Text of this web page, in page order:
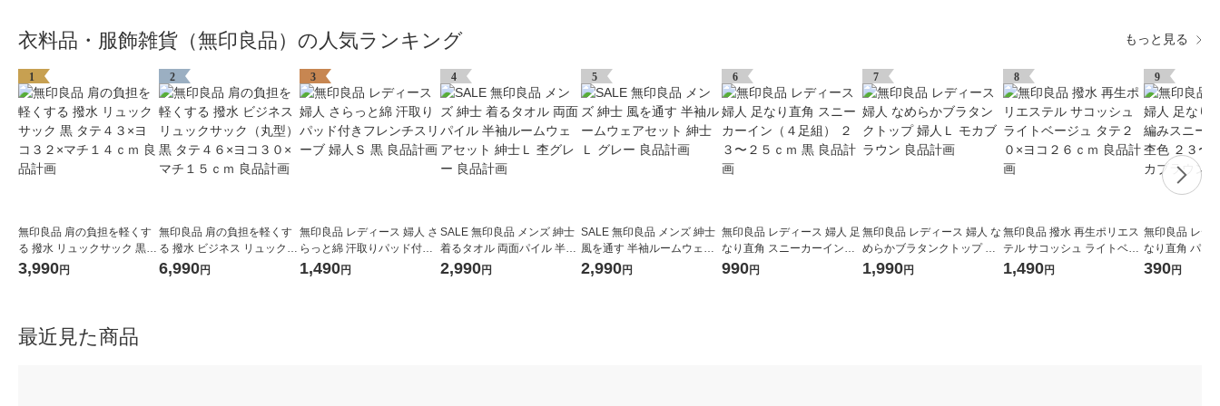
衣料品・服飾雑貨（無印良品）の人気ランキング もっと見る
1
無印良品 肩の負担を軽くす
る 撥水 リュックサック 黒
タテ４３×ヨコ３２×マチ１
４ｃｍ 良品計画
3,990円
2
無印良品 肩の負担を軽くす
る 撥水 ビジネス リュックサ
ック（丸型） 黒 タテ４６×
ヨコ３０×マチ１５ｃｍ 良品
6,990円
3
無印良品 レディース 婦人 さ
らっと綿 汗取りパッド付き
フレンチスリーブ 婦人Ｓ 黒
良品計画
1,490円
4
SALE 無印良品 メンズ 紳士
着るタオル 両面パイル 半袖
ルームウェアセット 紳士Ｌ
杢グレー 良品計画
2,990円
5
SALE 無印良品 メンズ 紳士
風を通す 半袖ルームウェア
セット 紳士Ｌ グレー 良品計
画
2,990円
6
無印良品 レディース 婦人 足
なり直角 スニーカーイン
（４足組） ２３〜２５ｃｍ
990円
7
無印良品 レディース 婦人 な
めらかブラタンクトップ 婦
人Ｌ モカブラウン 良品計画
1,990円
8
無印良品 撥水 再生ポリエス
テル サコッシュ ライトベー
ジュ タテ２０×ヨコ２６ｃｍ
良品計画
1,490円
9
無印良品 レデ
なり直角 パイ
カーイン ※杢
390円
最近見た商品